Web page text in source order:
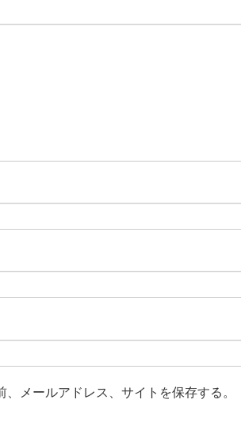
メールアドレス、サイトを保存する。